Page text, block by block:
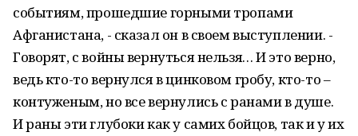
событиям, прошедшие горными тропами
Афганистана, - сказал он в своем выступлении. -
Говорят, с войны вернуться нельзя… И это верно,
ведь кто-то вернулся в цинковом гробу, кто-то –
контуженым, но все вернулись с ранами в душе.
И раны эти глубоки как у самих бойцов, так и у их